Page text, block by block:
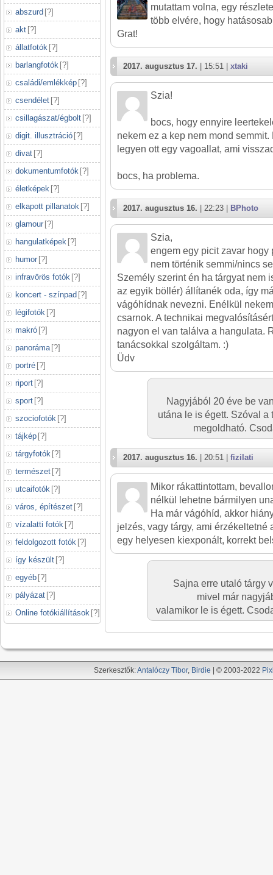
abszurd [?]
akt [?]
állatfotók [?]
barlangfotók [?]
családi/emlékkép [?]
csendélet [?]
csillagászat/égbolt [?]
digit. illusztráció [?]
divat [?]
dokumentumfotók [?]
életképek [?]
elkapott pillanatok [?]
glamour [?]
hangulatképek [?]
humor [?]
infravörös fotók [?]
koncert - színpad [?]
légifotók [?]
makró [?]
panoráma [?]
portré [?]
riport [?]
sport [?]
szociofotók [?]
tájkép [?]
tárgyfotók [?]
természet [?]
utcaifotók [?]
város, építészet [?]
vízalatti fotók [?]
feldolgozott fotók [?]
így készült [?]
egyéb [?]
pályázat [?]
Online fotókiállítások [?]
mutattam volna, egy
több elvére, hogy
Grat!
2017. augusztus 17. | 15:51 | xtaki
Szia!
bocs, hogy ennyire
nekem ez a kep nem mond
legyen ott egy vagoallat, ami
bocs, ha problema.
2017. augusztus 16. | 22:23 | BPhoto
Szia,
engem egy picit zavar hogy
nem történik semmi/nincs
Személy szerint én ha tárgyat nem
az egyik böllér) állítanék oda, így
vágóhídnak nevezni. Enélkül
csarnok. A technikai
nagyon el van találva a hangulata.
tanácsokkal szolgáltam. :)
Üdv
Nagyjából 20 éve be
utána le is égett. Szóval a
megoldható.
2017. augusztus 16. | 20:51 | fizilati
Mikor rákattintottam,
nélkül lehetne bármilyen
Ha már vágóhíd, akkor
jelzés, vagy tárgy, ami érzékeltetné
egy helyesen kiexponált, korrekt
Sajna erre utaló tárgy
mivel már
valamikor le is égett.
Szerkesztők:Antalóczy Tibor, Birdie | © 2003-2022